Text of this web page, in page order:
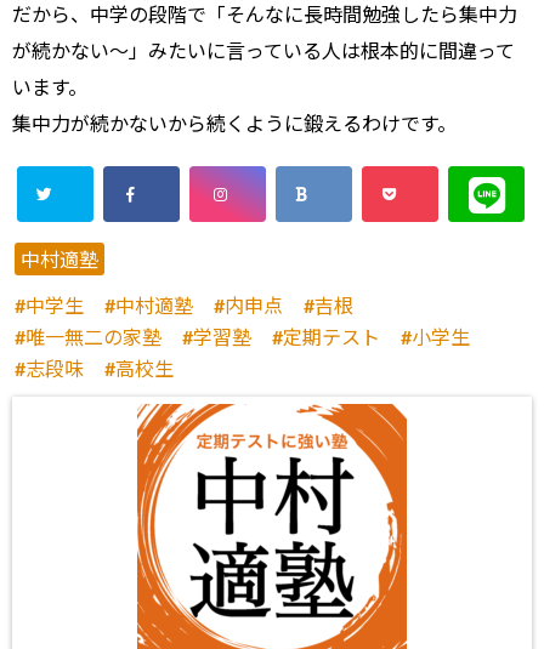
だから、中学の段階で「そんなに長時間勉強したら集中力
が続かない～」みたいに言っている人は根本的に間違って
います。
集中力が続かないから続くように鍛えるわけです。
中村適塾
中学生
中村適塾 内申点
吉根
唯一無二の家塾
学習塾 定期テスト
小学生
志段味
高校生